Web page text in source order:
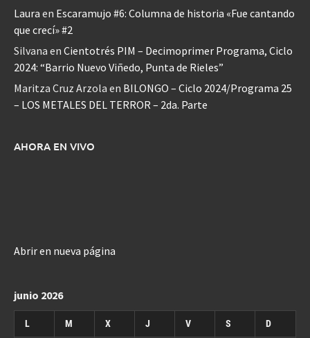
Laura en Escaramujo #6: Columna de historia «Fue cantando
que crecí» #2
Silvana en Cientotrés PIM – Decimoprimer Programa, Ciclo
2024: “Barrio Nuevo Viñedo, Punta de Rieles”
Maritza Cruz Arzola en BILONGO – Ciclo 2024/Programa 25
– LOS METALES DEL TERROR – 2da. Parte
AHORA EN VIVO
Abrir en nueva página
junio 2026
L M X J V S D